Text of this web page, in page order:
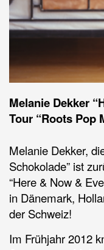
Melanie Dekker
Tour “Roots Pop
Melanie Dekker,
Schokolade” ist
“Here & Now &
in Dänemark,
der Schweiz!
Im Frühjahr 2012